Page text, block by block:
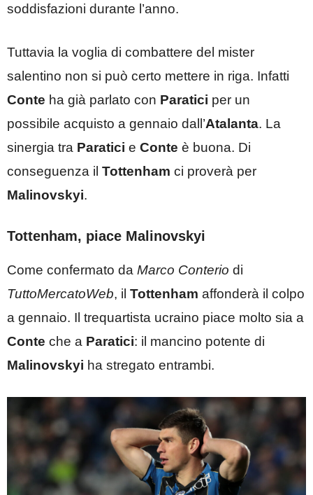
soddisfazioni durante l’anno.
Tuttavia la voglia di combattere del mister
salentino non si può certo mettere in riga. Infatti
Conte ha già parlato con Paratici per un
possibile acquisto a gennaio dall’Atalanta. La
sinergia tra Paratici e Conte è buona. Di
conseguenza il Tottenham ci proverà per
Malinovskyi.
Tottenham, piace Malinovskyi
Come confermato da Marco Conterio di
TuttoMercatoWeb, il Tottenham affonderà il colpo
a gennaio. Il trequartista ucraino piace molto sia a
Conte che a Paratici: il mancino potente di
Malinovskyi ha stregato entrambi.